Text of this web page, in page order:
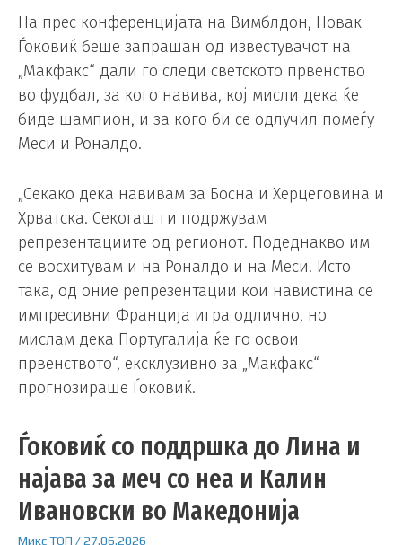
На прес конференцијата на Вимблдон, Новак
Ѓоковиќ беше запрашан од известувачот на
„Макфакс“ дали го следи светското првенство
во фудбал, за кого навива, кој мисли дека ќе
биде шампион, и за кого би се одлучил помеѓу
Меси и Роналдо.
„Секако дека навивам за Босна и Херцеговина и
Хрватска. Секогаш ги подржувам
репрезентациите од регионот. Подеднакво им
се восхитувам и на Роналдо и на Меси. Исто
така, од оние репрезентации кои навистина се
импресивни Франција игра одлично, но
мислам дека Португалија ќе го освои
првенството“, ексклузивно за „Макфакс“
прогнозираше Ѓоковиќ.
Ѓоковиќ со поддршка до Лина и
најава за меч со неа и Калин
Ивановски во Македонија
МиксТОП /27.06.2026